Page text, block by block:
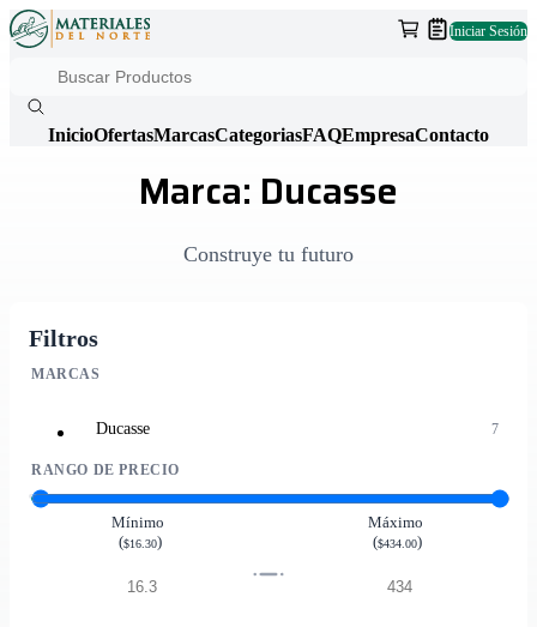
Iniciar Sesión
InicioOfertasMarcasCategoriasFAQEmpresaContacto
Marca: Ducasse
Construye tu futuro
Filtros
MARCAS
Ducasse 7
RANGO DE PRECIO
Mínimo
($16.30)
Máximo
($434.00)